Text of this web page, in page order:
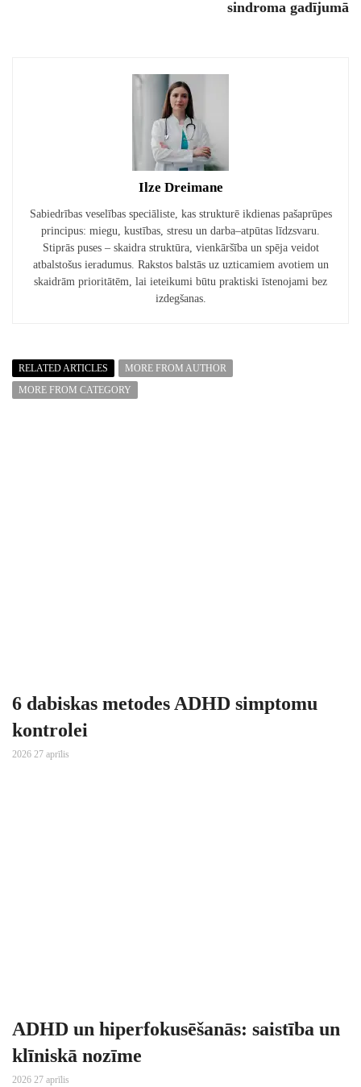
sindroma gadījumā
Ilze Dreimane
Sabiedrības veselības speciāliste, kas strukturē ikdienas pašaprūpes
principus: miegu, kustības, stresu un darba–atpūtas līdzsvaru.
Stiprās puses – skaidra struktūra, vienkāršība un spēja veidot
atbalstošus ieradumus. Rakstos balstās uz uzticamiem avotiem un
skaidrām prioritātēm, lai ieteikumi būtu praktiski īstenojami bez
izdegšanas.
RELATED ARTICLES
MORE FROM AUTHOR
MORE FROM CATEGORY
6 dabiskas metodes ADHD simptomu
kontrolei
2026 27 aprīlis
ADHD un hiperfokusēšanās: saistība un
klīniskā nozīme
2026 27 aprīlis